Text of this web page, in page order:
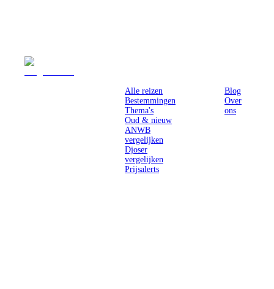
Alle reizen
Bestemmingen
Thema's
Oud & nieuw
ANWB
vergelijken
Djoser
vergelijken
Prijsalerts
Blog
Over
ons